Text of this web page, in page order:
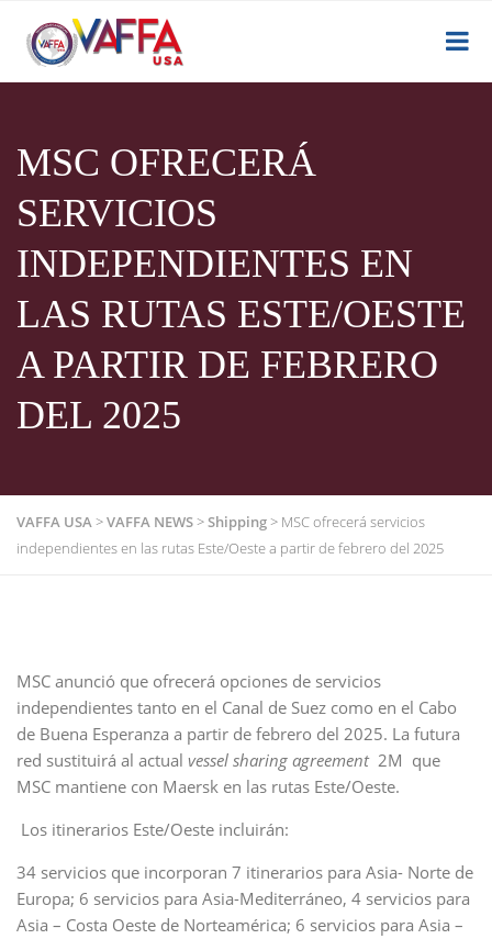
MSC OFRECERÁ
SERVICIOS
INDEPENDIENTES EN
LAS RUTAS ESTE/OESTE
A PARTIR DE FEBRERO
DEL 2025
VAFFA USA>VAFFA NEWS>Shipping> MSC ofrecerá servicios
independientes en las rutas Este/Oeste a partir de febrero del 2025
MSC anunció que ofrecerá opciones de servicios
independientes tanto en el Canal de Suez como en el Cabo
de Buena Esperanza a partir de febrero del 2025. La futura
red sustituirá al actual vessel sharing agreement2M que
MSC mantiene con Maersk en las rutas Este/Oeste.
Los itinerarios Este/Oeste incluirán:
34 servicios que incorporan 7 itinerarios para Asia- Norte de
Europa; 6 servicios para Asia-Mediterráneo, 4 servicios para
Asia – Costa Oeste de Norteamérica; 6 servicios para Asia –